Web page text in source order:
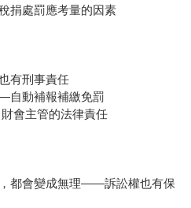
處罰應考量的因素
有刑事責任
動補報補繳免罰
會主管的法律責任
都會變成無理——訴訟權也有保